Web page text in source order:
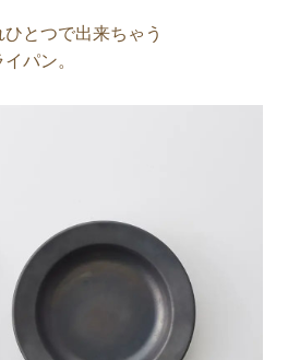
とつで出来ちゃう
パン。